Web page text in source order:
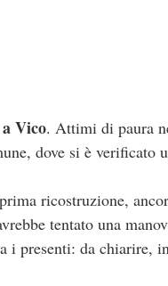
Vico. Attimi di paura
dove si è verificato
ricostruzione,
tentato una
i presenti: da chiarire,